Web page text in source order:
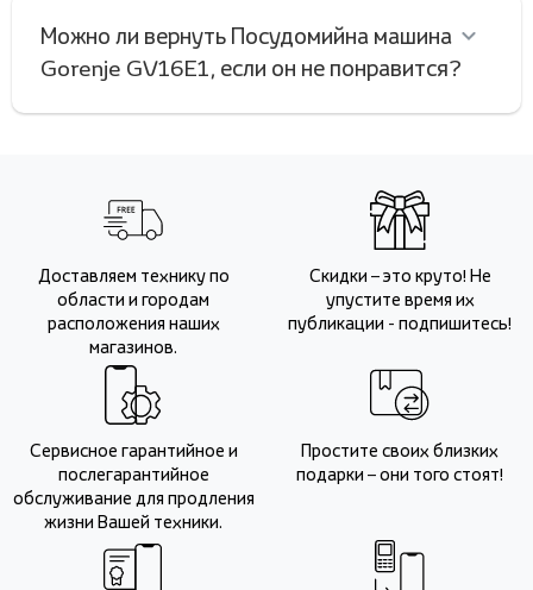
Можно ли вернуть Посудомийна машина
Gorenje GV16E1, если он не понравится?
Доставляем технику по
области и городам
расположения наших
магазинов.
Скидки – это круто! Не
упустите время их
публикации - подпишитесь!
Сервисное гарантийное и
послегарантийное
обслуживание для продления
жизни Вашей техники.
Простите своих близких
подарки – они того стоят!